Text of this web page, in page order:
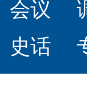
会议
史话